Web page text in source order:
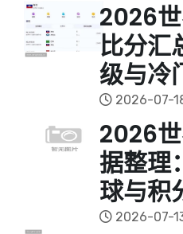
2026
比分汇
级与冷
2026-07-
2026
据整理
球与积
2026-07-